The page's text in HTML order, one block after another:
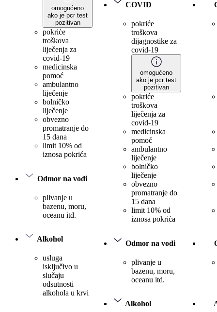
omogućeno
ako je pcr test
pozitivan
pokriće
troškova
liječenja za
covid-19
medicinska
pomoć
ambulantno
liječenje
bolničko
liječenje
obvezno
promatranje do
15 dana
limit 10% od
iznosa pokrića
Odmor na vodi
plivanje u
bazenu, moru,
oceanu itd.
Alkohol
usluga
isključivo u
slučaju
odsutnosti
alkohola u krvi
COVID
pokriće
troškova
dijagnostike za
covid-19
omogućeno
ako je pcr test
pozitivan
pokriće
troškova
liječenja za
covid-19
medicinska
pomoć
ambulantno
liječenje
bolničko
liječenje
obvezno
promatranje do
15 dana
limit 10% od
iznosa pokrića
Odmor na vodi
plivanje u
bazenu, moru,
oceanu itd.
Alkohol